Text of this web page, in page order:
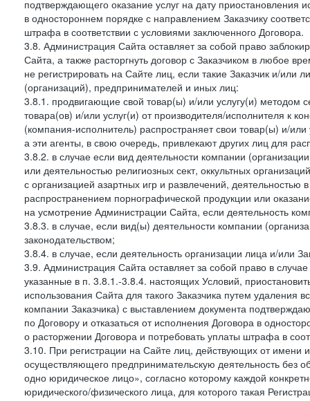
подтверждающего оказание услуг на дату приостановления
в одностороннем порядке с направлением Заказчику
штрафа в соответствии с условиями заключенного Договора.
3.8. Администрация Сайта оставляет за собой право
Сайта, а также расторгнуть договор с Заказчиком в любое
не регистрировать на Сайте лиц, если такие Заказчик и/
(организаций), предпринимателей и иных лиц:
3.8.1. продвигающие свой товар(ы) и/или услугу(и) методом
товара(ов) и/или услуг(и) от производителя/исполнителя к
(компания-исполнитель) распространяет свои товар(ы) и/
а эти агенты, в свою очередь, привлекают других лиц для
3.8.2. в случае если вид деятельности компании
или деятельностью религиозных сект, оккультных
с организацией азартных игр и развлечений,
распространением порнографической продукции или
на усмотрение Администрации Сайта, если деятельность
3.8.3. в случае, если вид(ы) деятельности компании
законодательством;
3.8.4. в случае, если деятельность организации лица и/или
3.9. Администрация Сайта оставляет за собой право в
указанные в п. 3.8.1.-3.8.4. настоящих Условий,
использования Сайта для такого Заказчика путем
компании Заказчика) с выставлением документа
по Договору и отказаться от исполнения Договора в
о расторжении Договора и потребовать уплаты штрафа в
3.10. При регистрации на Сайте лиц, действующих от имени
осуществляющего предпринимательскую деятельность без
одно юридическое лицо», согласно которому каждой
юридического/физического лица, для которого такая